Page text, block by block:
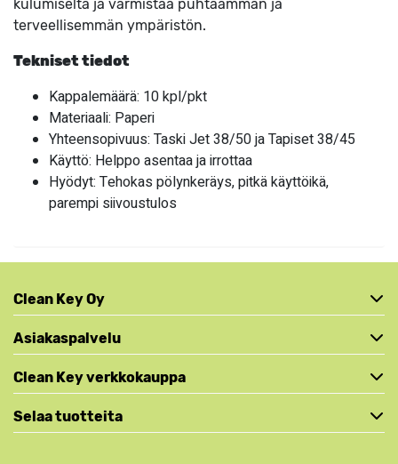
kulumiselta ja varmistaa puhtaamman ja
terveellisemmän ympäristön.
Tekniset tiedot
Kappalemäärä: 10 kpl/pkt
Materiaali: Paperi
Yhteensopivuus: Taski Jet 38/50 ja Tapiset 38/45
Käyttö: Helppo asentaa ja irrottaa
Hyödyt: Tehokas pölynkeräys, pitkä käyttöikä,
parempi siivoustulos
Clean Key Oy
Asiakaspalvelu
Clean Key verkkokauppa
Selaa tuotteita